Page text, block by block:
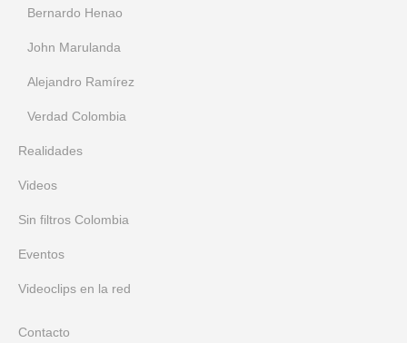
Bernardo Henao
John Marulanda
Alejandro Ramírez
Verdad Colombia
Realidades
Videos
Sin filtros Colombia
Eventos
Videoclips en la red
Contacto